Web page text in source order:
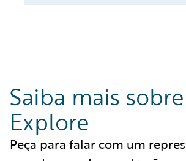
Saiba mais
Explore
Peça para falar com um